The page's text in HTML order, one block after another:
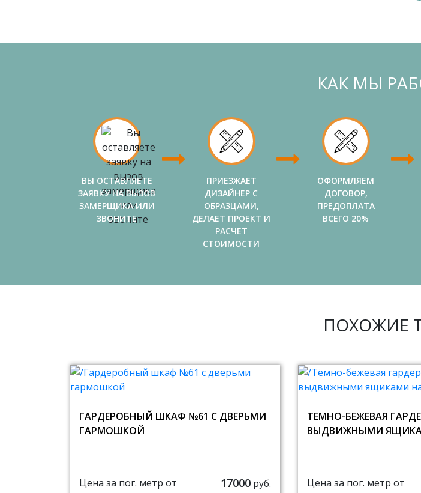
КАК МЫ
ВЫ ОСТАВЛЯЕТЕ
ЗАЯВКУ НА ВЫЗОВ
ЗАМЕРЩИКА ИЛИ
ЗВОНИТЕ
ПРИЕЗЖАЕТ
ДИЗАЙНЕР С
ОБРАЗЦАМИ,
ДЕЛАЕТ ПРОЕКТ И
РАСЧЕТ
СТОИМОСТИ
ОФОРМЛЯЕМ
ДОГОВОР,
ПРЕДОПЛАТА
ВСЕГО 20%
ПОХОЖИЕ
ГАРДЕРОБНЫЙ ШКАФ №61 С ДВЕРЬМИ
ГАРМОШКОЙ
Цена за пог. метр от 17000 руб.
ТЕМНО-БЕЖЕВАЯ
ВЫДВИЖНЫМИ
Цена за пог. метр от